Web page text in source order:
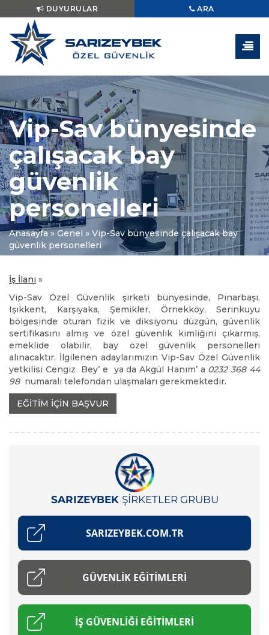
DUYURULAR ARA
Vip-Sav bünyesinde
çalışacak bay
güvenlik
personelleri
Anasayfa»Genel » Vip-Sav bünyesinde çalışacak bay
güvenlik personelleri
İş İlanı »
Vip-Sav Özel Güvenlik şirketi bünyesinde, Pınarbaşı,
Işıkkent, Karşıyaka, Şemikler, Örnekköy, Serinkuyu
bölgesinde oturan fizik ve diksiyonu düzgün, güvenlik
sertifikasını almış ve özel güvenlik kimliğini çıkarmış,
emeklide olabilir, bay özel güvenlik personelleri
alınacaktır. İlgilenen adaylarımızın Vip-Sav Özel Güvenlik
yetkilisi Cengiz Bey’ e ya da Akgül Hanım’ a 0232 368 44
98numaralı telefondan ulaşmaları gerekmektedir.
EĞİTİM İÇİN BAŞVUR